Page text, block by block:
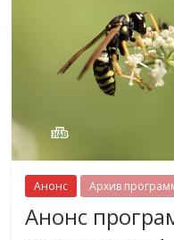
Анонс Архив
Анонс